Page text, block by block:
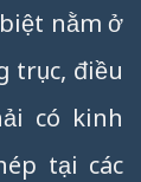
nằm ở
trục, điều
có kinh
tại các